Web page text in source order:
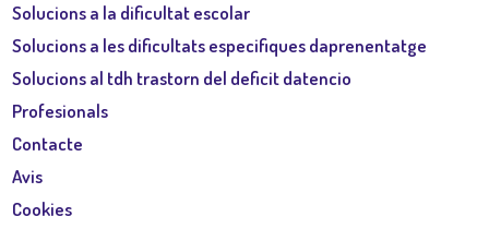
Solucions a la dificultat escolar
Solucions a les dificultats especifiques daprenentatge
Solucions al tdh trastorn del deficit datencio
Profesionals
Contacte
Avis
Cookies